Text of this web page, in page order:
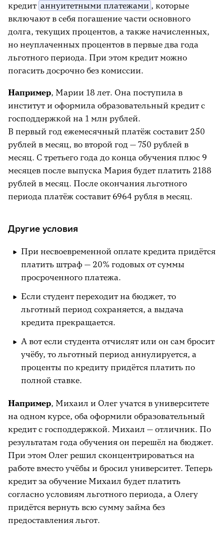
кредит аннуитетными платежами , которые
включают в себя погашение части основного
долга, текущих процентов, а также начисленных,
но неуплаченных процентов в первые два года
льготного периода. При этом кредит можно
погасить досрочно без комиссии.
Например, Марии 18 лет. Она поступила в
институт и оформила образовательный кредит с
господдержкой на 1 млн рублей.
В первый год ежемесячный платёж составит 250
рублей в месяц, во второй год — 750 рублей в
месяц. С третьего года до конца обучения плюс 9
месяцев после выпуска Мария будет платить 2188
рублей в месяц. После окончания льготного
периода платёж составит 6964 рубля в месяц.
Другие условия
При несвоевременной оплате кредита придётся
платить штраф — 20% годовых от суммы
просроченного платежа.
Если студент переходит на бюджет, то
льготный период сохраняется, а выдача
кредита прекращается.
А вот если студента отчислят или он сам бросит
учёбу, то льготный период аннулируется, а
проценты по кредиту придётся платить по
полной ставке.
Например, Михаил и Олег учатся в университете
на одном курсе, оба оформили образовательный
кредит с господдержкой. Михаил — отличник. По
результатам года обучения он перешёл на бюджет.
При этом Олег решил сконцентрироваться на
работе вместо учёбы и бросил университет. Теперь
кредит за обучение Михаил будет платить
согласно условиям льготного периода, а Олегу
придётся вернуть всю сумму займа без
предоставления льгот.